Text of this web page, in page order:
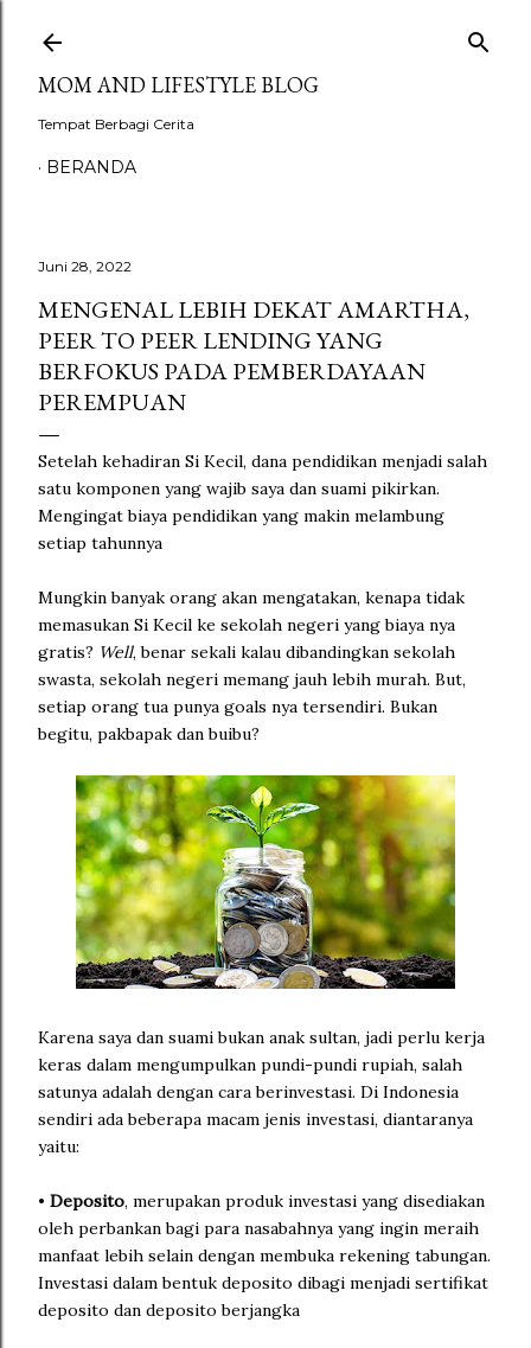
MOM AND LIFESTYLE BLOG
Tempat Berbagi Cerita
BERANDA
Juni 28, 2022
MENGENAL LEBIH DEKAT AMARTHA,
PEER TO PEER LENDING YANG
BERFOKUS PADA PEMBERDAYAAN
PEREMPUAN
Setelah kehadiran Si Kecil, dana pendidikan menjadi salah
satu komponen yang wajib saya dan suami pikirkan.
Mengingat biaya pendidikan yang makin melambung
setiap tahunnya
Mungkin banyak orang akan mengatakan, kenapa tidak
memasukan Si Kecil ke sekolah negeri yang biaya nya
gratis? Well, benar sekali kalau dibandingkan sekolah
swasta, sekolah negeri memang jauh lebih murah. But,
setiap orang tua punya goals nya tersendiri. Bukan
begitu, pakbapak dan buibu?
Karena saya dan suami bukan anak sultan, jadi perlu kerja
keras dalam mengumpulkan pundi-pundi rupiah, salah
satunya adalah dengan cara berinvestasi. Di Indonesia
sendiri ada beberapa macam jenis investasi, diantaranya
yaitu:
• Deposito, merupakan produk investasi yang disediakan
oleh perbankan bagi para nasabahnya yang ingin meraih
manfaat lebih selain dengan membuka rekening tabungan.
Investasi dalam bentuk deposito dibagi menjadi sertifikat
deposito dan deposito berjangka